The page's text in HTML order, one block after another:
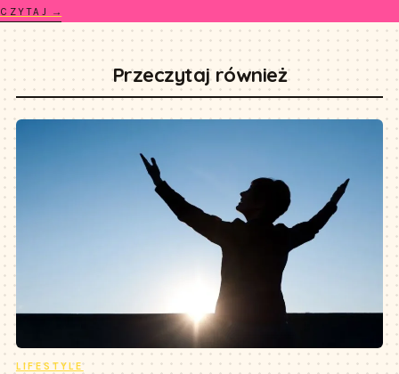
CZYTAJ →
Przeczytaj również
LIFESTYLE